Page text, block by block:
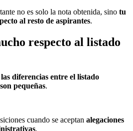
no es solo la nota obtenida, sino tu
al resto de aspirantes.
respecto al listado
las diferencias entre el listado
pequeñas.
cuando se aceptan alegaciones
.